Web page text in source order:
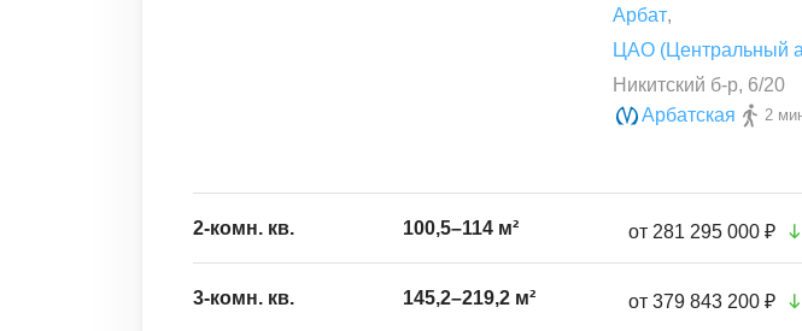
Арбат,
ЦАО (Центральный
Никитский б-р, 6/20
Арбатская
2
2-комн. кв. 100,5–114 м² от 281 295 000 ₽
3-комн. кв. 145,2–219,2 м² от 379 843 200 ₽